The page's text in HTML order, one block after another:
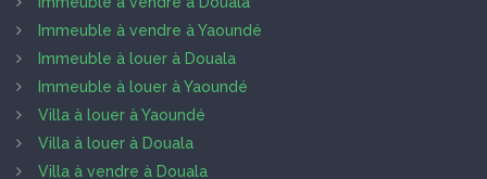
Immeuble à vendre à Yaoundé
Immeuble à louer à Douala
Immeuble à louer à Yaoundé
Villa à louer à Yaoundé
Villa à louer à Douala
Villa à vendre à Douala